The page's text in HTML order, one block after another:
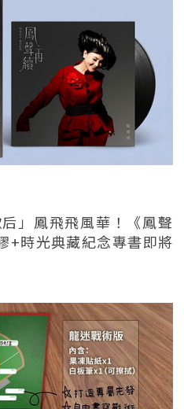
」鳳飛飛風華！《鳳聲
+時光典藏紀念專書即將